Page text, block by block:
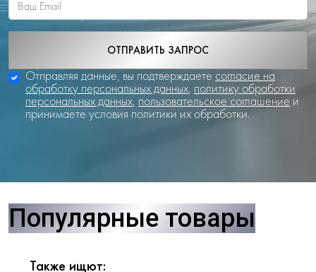
ОТПРАВИТЬ ЗАПРОС
Отправляя данные, вы подтверждаете согласие на
обработку персональных данных, политику обработки
персональных данных, пользовательское соглашение и
принимаете условия политики их обработки.
Популярные товары
Также ищют: